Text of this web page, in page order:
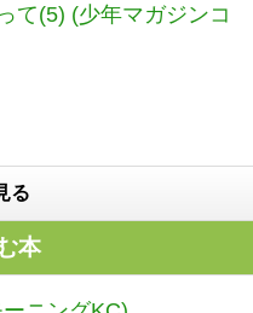
て(5) (少年マガジンコ
る
本